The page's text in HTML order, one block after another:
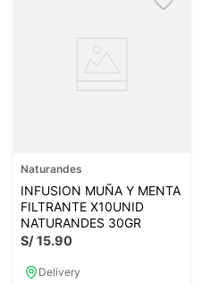
Naturandes
INFUSION MUÑA Y MENTA
FILTRANTE X10UNID
NATURANDES 30GR
S/15.90
Delivery